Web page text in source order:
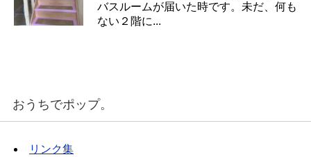
バスルームが届いた時です。未だ、何も
ない２階に...
おうちでポップ。
リンク集